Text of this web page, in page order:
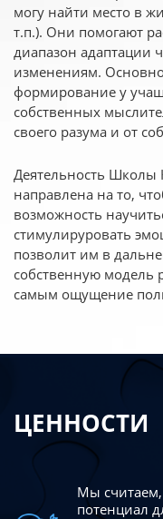
могу найти место в
т.п.). Они помогают
диапазон адаптации
изменениям.
формирование у
собственных
своего разума и от
Деятельность
направлена на то,
возможность
стимулируровать
позволит им в
собственную модель
самым ощущение
ЦЕННОСТИ
Мы считаем,
потенциал